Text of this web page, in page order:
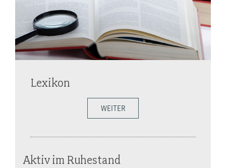
Lexikon
WEITER
Aktiv im Ruhestand